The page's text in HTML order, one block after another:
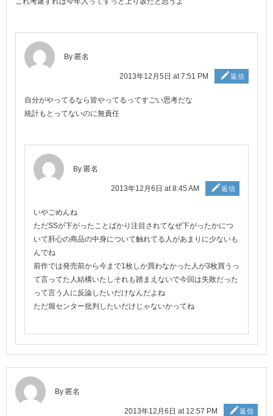
By 匿名
2013年12月5日 at 7:51 PM 返信
自分がやってるなら皆やってるってすごい思考だな
統計もとってないのに無責任
By 匿名
2013年12月6日 at 8:45 AM 返信
いやごめんね
ただSSが下がったことばかり注目されてなぜ下がったかにつ
いて肝心の商品の中身について触れてる人があまりに少ないも
んでね
前作では発売前から今まで1枚しか買わなかった人が3枚買うっ
て言ってた人結構いたしそれも踏まえないで今回は失敗だった
って言う人に反論したいだけなんだよね
ただ堀センター批判したいだけじゃないかってね
By 匿名
2013年12月6日 at 12:57 PM 返信